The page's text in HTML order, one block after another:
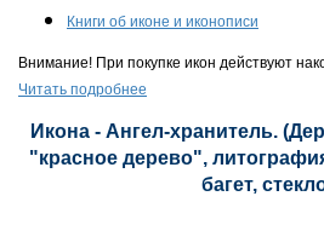
Книги об иконе и иконописи
Внимание! При покупке икон действуют
Читать подробнее
Икона - Ангел-хранитель.
"красное дерево",
багет,